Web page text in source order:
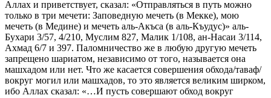
Аллах и приветствует, сказал: «Отправляться в путь можно
только в три мечети: Заповедную мечеть (в Мекке), мою
мечеть (в Медине) и мечеть аль-Акъса (в аль-Къудус)» аль-
Бухари 3/57, 4/210, Муслим 827, Малик 1/108, ан-Насаи 3/114,
Ахмад 6/7 и 397. Паломничество же в любую другую мечеть
запрещено шариатом, независимо от того, называется она
машхадом или нет. Что же касается совершения обхода/таваф/
вокруг могил или машхадов, то это является великим ширком,
ибо Аллах сказал: «…И пусть совершают обход вокруг